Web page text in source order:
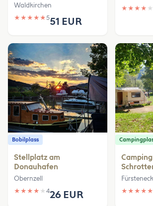
Waldkirchen
★ ★ ★ ★ ★551 EUR
★ ★ ★ ★ ★
Bobilplass
Stellplatz am
Donauhafen
Obernzell
★ ★ ★ ★ ★ 426 EUR
Fürsteneck
★ ★ ★ ★ ★